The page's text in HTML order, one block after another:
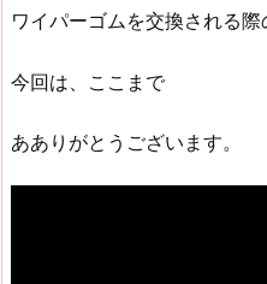
ワイパーゴムを交換される際
今回は、ここまで
あありがとうございます。